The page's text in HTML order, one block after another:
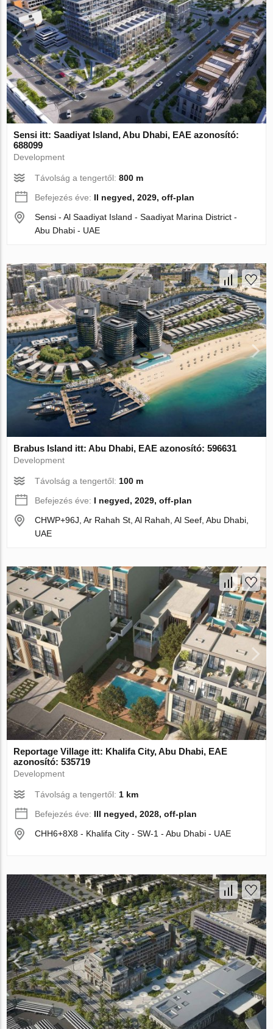
Sensi itt: Saadiyat Island, Abu Dhabi, EAE azonosító:
688099
Development
Távolság a tengertől:800 m
Befejezés éve: II negyed, 2029, off-plan
Sensi - Al Saadiyat Island - Saadiyat Marina District -
Abu Dhabi - UAE
Brabus Island itt: Abu Dhabi, EAE azonosító: 596631
Development
Távolság a tengertől: 100 m
Befejezés éve: I negyed, 2029, off-plan
CHWP+96J, Ar Rahah St, Al Rahah, Al Seef, Abu Dhabi,
UAE
Reportage Village itt: Khalifa City, Abu Dhabi, EAE
azonosító: 535719
Development
Távolság a tengertől: 1 km
Befejezés éve: III negyed, 2028, off-plan
CHH6+8X8 - Khalifa City - SW-1 - Abu Dhabi - UAE